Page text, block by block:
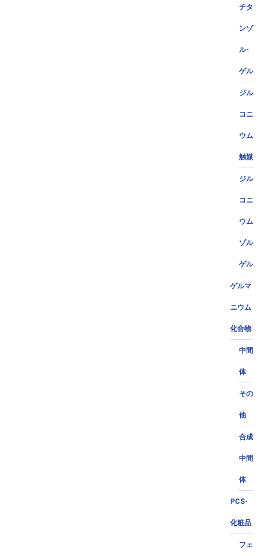
チタ
ンゾ
ル-
ゲル
ジル
コニ
ウム
触媒
ジル
コニ
ウム
ゾル
ゲル
ゲルマ
ニウム
化合物
中間
体
その
他
合成
中間
体
PCS-
化粧品
フェ